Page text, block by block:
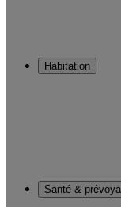
Habitation
Santé &